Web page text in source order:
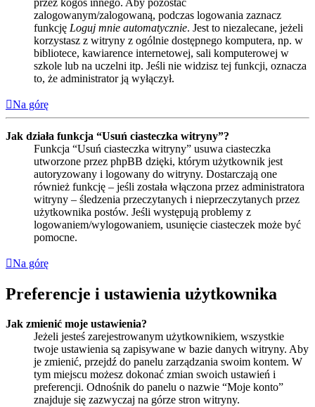
przez kogoś innego. Aby pozostać
zalogowanym/zalogowaną, podczas logowania zaznacz
funkcję Loguj mnie automatycznie. Jest to niezalecane, jeżeli
korzystasz z witryny z ogólnie dostępnego komputera, np. w
bibliotece, kawiarence internetowej, sali komputerowej w
szkole lub na uczelni itp. Jeśli nie widzisz tej funkcji, oznacza
to, że administrator ją wyłączył.
Na górę
Jak działa funkcja “Usuń ciasteczka witryny”?
Funkcja “Usuń ciasteczka witryny” usuwa ciasteczka
utworzone przez phpBB dzięki, którym użytkownik jest
autoryzowany i logowany do witryny. Dostarczają one
również funkcję – jeśli została włączona przez administratora
witryny – śledzenia przeczytanych i nieprzeczytanych przez
użytkownika postów. Jeśli występują problemy z
logowaniem/wylogowaniem, usunięcie ciasteczek może być
pomocne.
Na górę
Preferencje i ustawienia użytkownika
Jak zmienić moje ustawienia?
Jeżeli jesteś zarejestrowanym użytkownikiem, wszystkie
twoje ustawienia są zapisywane w bazie danych witryny. Aby
je zmienić, przejdź do panelu zarządzania swoim kontem. W
tym miejscu możesz dokonać zmian swoich ustawień i
preferencji. Odnośnik do panelu o nazwie “Moje konto”
znajduje się zazwyczaj na górze stron witryny.